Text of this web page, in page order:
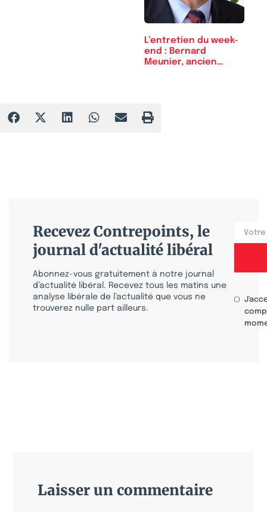
L’entretien du week-
end : Bernard
Meunier, ancien…
Recevez Contrepoints, le
journal d'actualité libéral
Abonnez-vous gratuitement à notre journal
d’actualité libéral. Recevez tous les matins une
analyse libérale de l’actualité que vous ne
trouverez nulle part ailleurs.
Laisser un commentaire